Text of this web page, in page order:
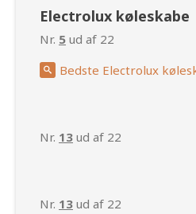
Electrolux køleskabe
Nr. 5 ud af 22
Bedste Electrolux
Nr. 13 ud af 22
Nr. 13 ud af 22